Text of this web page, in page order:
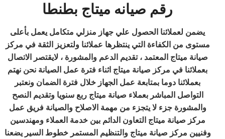
رقم صيانه ميتاج بطنطا
يضمن لعملائنا الحصول علي جهاز منزلي متكامل يعمل بأعلى
مستوى من الكفاءة التي ينتظرها عملائنا ولتعزيز الثقة في مركز
صيانة ميتاج المعتمد ، تقديم الدعم والمشورة ، لايقتصر الاتصال
بعملائنا في مركز صيانة ميتاج اثناء فترة عمل الصيانة نحن نهتم
بعملائنا دوما بمتابعة عمل الجهاز خلال فترة الضمان ونعتبر
التواصل المباشر بعملاء صيانة ميتاج ربع سنويا وتقديم النصح
والمشورة جزء لا يتجزء من مهمة الاصلاح والصيانة فريق عمل
مركز صيانة ميتاج التعاون الدائم بين خدمة العملاء ومهندسين
وفنيين مركز صيانة ميتاج والتنظيم المستمر خطوط السير يضعنا